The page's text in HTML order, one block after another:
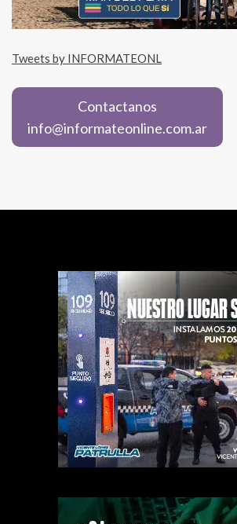
Tweets by INFORMATEONL
Contactanos
info@informateonline.com.ar